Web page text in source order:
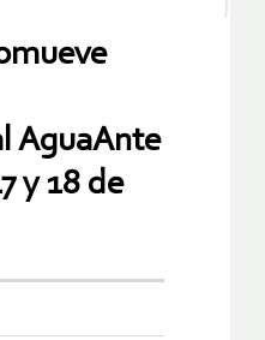
AguaAnte
y 18 de